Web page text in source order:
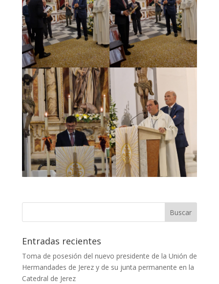
Entradas recientes
Toma de posesión del nuevo presidente de la Unión de
Hermandades de Jerez y de su junta permanente en la
Catedral de Jerez